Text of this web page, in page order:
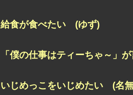
給食が食べたい (ゆず)
「僕の仕事はティーちゃ～」
いじめっこをいじめたい (名